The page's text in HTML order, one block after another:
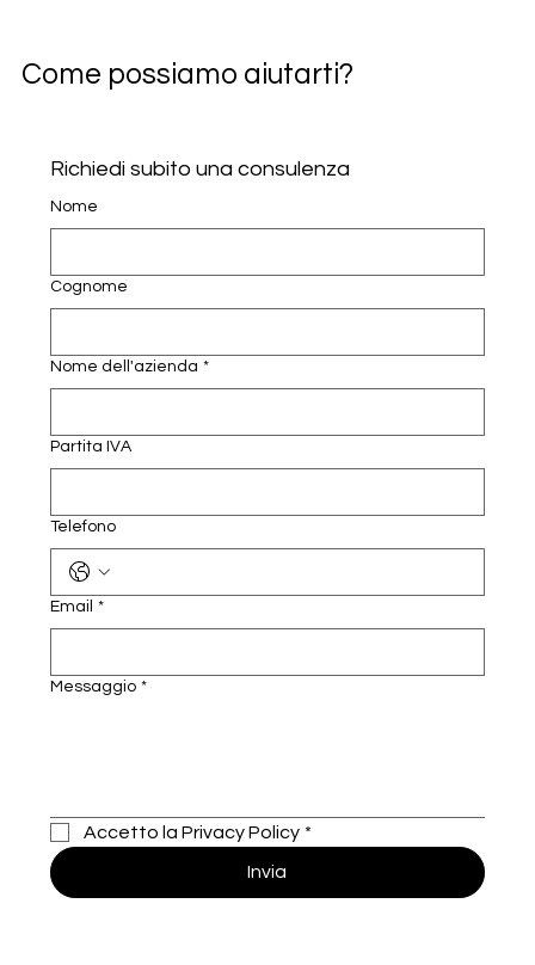
Come possiamo aiutarti?
Richiedi subito una consulenza
Nome
Cognome
Nome dell'azienda *
Partita IVA
Telefono
Email *
Messaggio *
Accetto la Privacy Policy *
Invia